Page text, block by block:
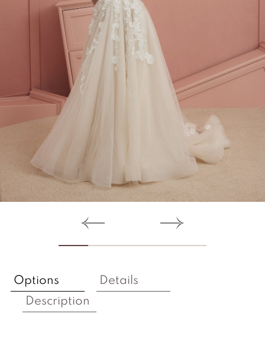
Options
Details
Description